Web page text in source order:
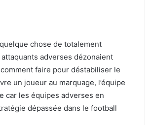
chose de totalement
adverses dézonaient
faire pour déstabiliser le
un joueur au marquage, l’équipe
car les équipes adverses en
dépassée dans le football